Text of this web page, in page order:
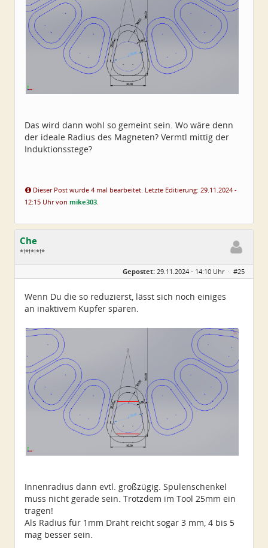
Das wird dann wohl so gemeint sein. Wo wäre denn
der ideale Radius des Magneten? Vermtl mittig der
Induktionsstege?
Dieser Post wurde 4 mal bearbeitet. Letzte Editierung: 29.11.2024 -
12:15 Uhr von mike303.
Che
*!*!*!*!*
Geschlecht:
Alter:
72
Dabei seit:
06 / 2014
Gepostet: 29.11.2024 - 14:10 Uhr · #25
Wenn Du die so reduzierst, lässt sich noch einiges
an inaktivem Kupfer sparen.
Innenradius dann evtl. großzügig. Spulenschenkel
muss nicht gerade sein. Trotzdem im Tool 25mm ein
tragen!
Als Radius für 1mm Draht reicht sogar 3 mm, 4 bis 5
mag besser sein.